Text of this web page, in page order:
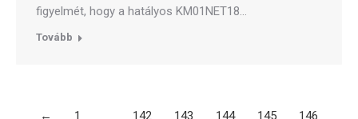
figyelmét, hogy a hatályos KM01NET18…
Tovább
← 1 … 142 143 144 145
146